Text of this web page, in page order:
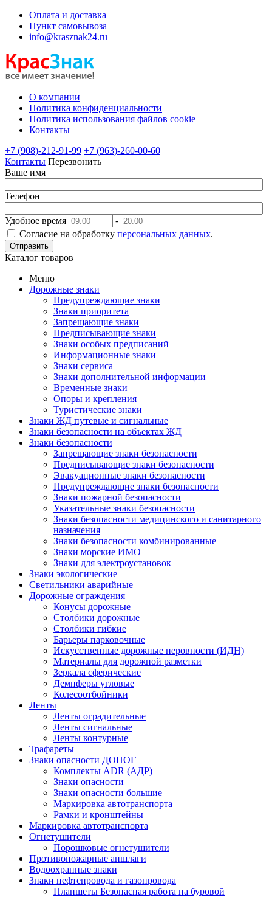
Оплата и доставка
Пункт самовывоза
info@krasznak24.ru
О компании
Политика конфиденциальности
Политика использования файлов cookie
Контакты
+7 (908)-212-91-99 +7 (963)-260-00-60
Контакты Перезвонить
Ваше имя
Телефон
Удобное время
-
Согласие на обработку персональных данных.
Отправить
Каталог товаров
Меню
Дорожные знаки
Предупреждающие знаки
Знаки приоритета
Запрещающие знаки
Предписывающие знаки
Знаки особых предписаний
Информационные знаки
Знаки сервиса
Знаки дополнительной информации
Временные знаки
Опоры и крепления
Туристические знаки
Знаки ЖД путевые и сигнальные
Знаки безопасности на объектах ЖД
Знаки безопасности
Запрещающие знаки безопасности
Предписывающие знаки безопасности
Эвакуационные знаки безопасности
Предупреждающие знаки безопасности
Знаки пожарной безопасности
Указательные знаки безопасности
Знаки безопасности медицинского и санитарного
назначения
Знаки безопасности комбинированные
Знаки морские ИМО
Знаки для электроустановок
Знаки экологические
Светильники аварийные
Дорожные ограждения
Конусы дорожные
Столбики дорожные
Столбики гибкие
Барьеры парковочные
Искусственные дорожные неровности (ИДН)
Материалы для дорожной разметки
Зеркала сферические
Демпферы угловые
Колесоотбойники
Ленты
Ленты оградительные
Ленты сигнальные
Ленты контурные
Трафареты
Знаки опасности ДОПОГ
Комплекты ADR (АДР)
Знаки опасности
Знаки опасности большие
Маркировка автотранспорта
Рамки и кронштейны
Маркировка автотранспорта
Огнетушители
Порошковые огнетушители
Противопожарные аншлаги
Водоохранные знаки
Знаки нефтепровода и газопровода
Планшеты Безопасная работа на буровой